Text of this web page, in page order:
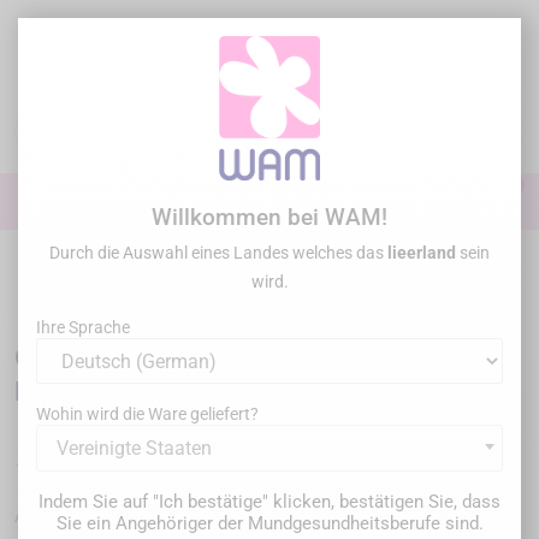
Startseite
Rem+ easy removal fiber posts - Starter Kit
OVERFIBERS - Hi-Rem+ easy removal fiber
posts - Starter Kit
180,00 €
Artikel-Nr. :OFHI-SKRHP
Willkommen bei WAM!
Durch die Auswahl eines Landes welches das lieerland sein
wird.
Ihre Sprache
Wohin wird die Ware geliefert?
Vereinigte Staaten
Indem Sie auf "Ich bestätige" klicken, bestätigen Sie, dass
Sie ein Angehöriger der Mundgesundheitsberufe sind.